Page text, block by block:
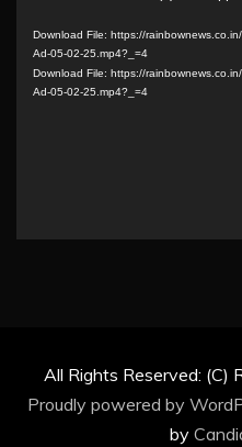
Download File: https://
Ad-05-02-25.mp4?_=4
Download File: https://
Ad-05-02-25.mp4?_=4
All Rights Reserved: (C)
Proudly powered by
by